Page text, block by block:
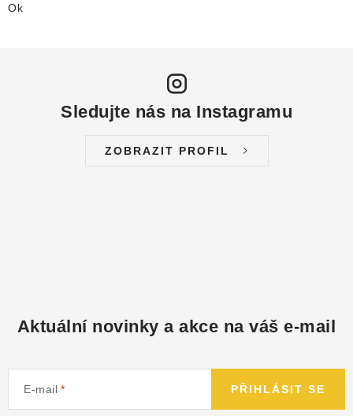
Ok
Sledujte nás na Instagramu
ZOBRAZIT PROFIL
Aktuální novinky a akce na váš e-mail
E-mail PŘIHLÁSIT SE